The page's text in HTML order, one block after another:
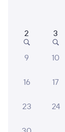
8,6
2 3
9 10
16 17
23 24